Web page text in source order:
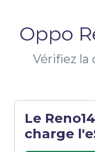
Oppo
Vérifiez
Le
charge